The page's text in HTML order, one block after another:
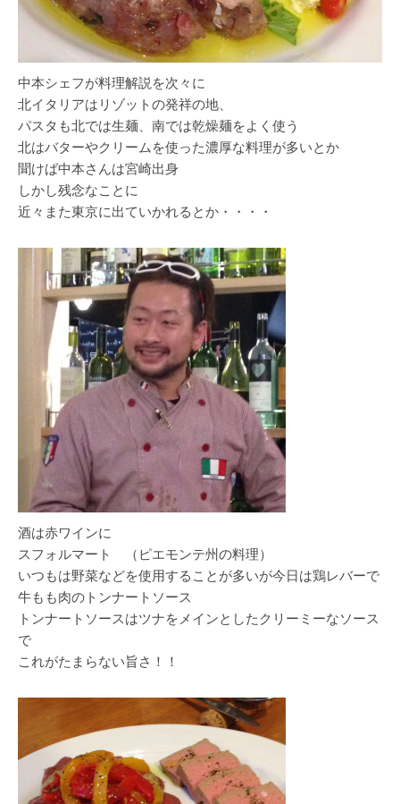
中本シェフが料理解説を次々に
北イタリアはリゾットの発祥の地、
パスタも北では生麺、南では乾燥麺をよく使う
北はバターやクリームを使った濃厚な料理が多いとか
聞けば中本さんは宮崎出身
しかし残念なことに
近々また東京に出ていかれるとか・・・・
酒は赤ワインに
スフォルマート （ピエモンテ州の料理）
いつもは野菜などを使用することが多いが今日は鶏レバーで
牛もも肉のトンナートソース
トンナートソースはツナをメインとしたクリーミーなソース
で
これがたまらない旨さ！！